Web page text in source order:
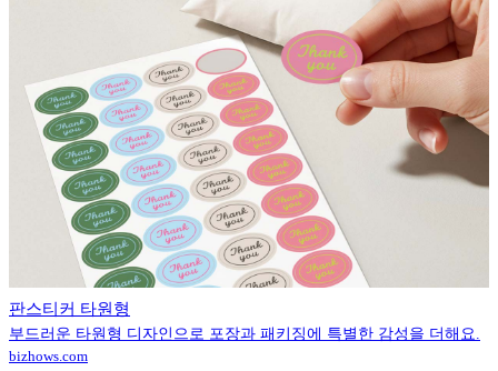
판스티커 타원형
부드러운 타원형 디자인으로 포장과 패키징에 특별한 감성을 더해요.
bizhows.com